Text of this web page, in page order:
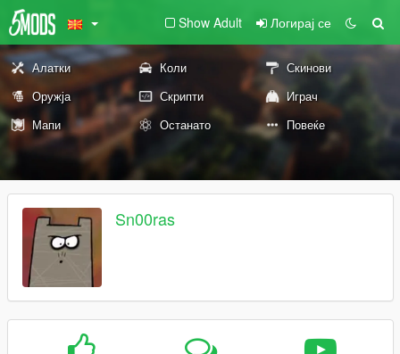
Show Adult Логирај се
Алатки Коли
Скинови
Оружја
Скрипти
Играч
Мапи
Останато Повеќе
Sn00ras